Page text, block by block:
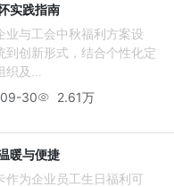
实践指南
业与工会中秋福利方案设
到创新形式，结合个性化定
及...
30
2.61万
暖与便捷
作为企业员工生日福利可